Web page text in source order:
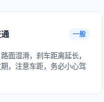
一般
面湿滑，刹车距离延长，
，注意车距，务必小心驾